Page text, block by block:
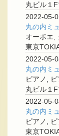
丸ビル１
2022-05-
オーボエ,
東京
2022-05-
ピアノ,
丸ビル１
2022-05-
ピアノ,
東京